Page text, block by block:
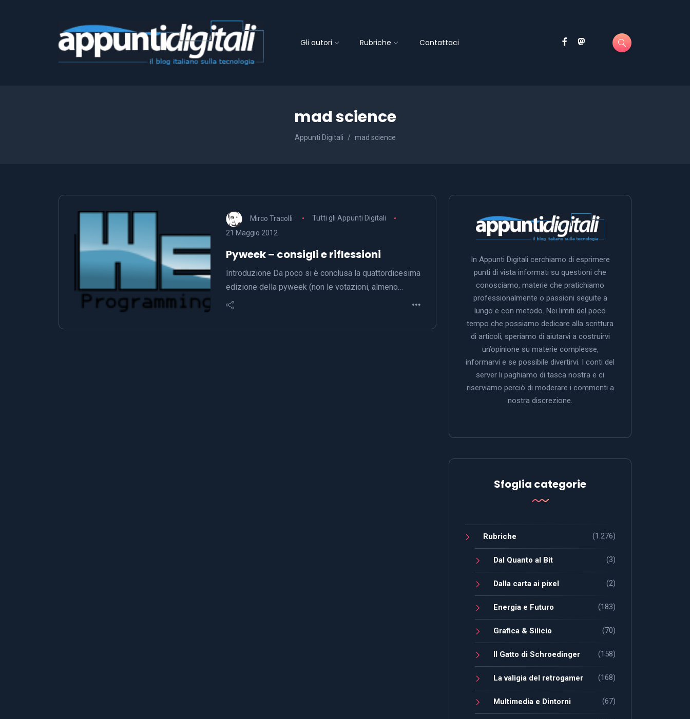
Gli autori Rubriche Contattaci
mad science
Appunti Digitali mad science
Mirco Tracolli
Tutti gli Appunti Digitali
21 Maggio 2012
Pyweek – consigli e riflessioni
Introduzione Da poco si è conclusa la quattordicesima
edizione della pyweek (non le votazioni, almeno…
In Appunti Digitali cerchiamo di esprimere
punti di vista informati su questioni che
conosciamo, materie che pratichiamo
professionalmente o passioni seguite a
lungo e con metodo. Nei limiti del poco
tempo che possiamo dedicare alla scrittura
di articoli, speriamo di aiutarvi a costruirvi
un’opinione su materie complesse,
informarvi e se possibile divertirvi. I conti del
server li paghiamo di tasca nostra e ci
riserviamo perciò di moderare i commenti a
nostra discrezione.
Sfoglia categorie
Rubriche (1.276)
Dal Quanto al Bit (3)
Dalla carta ai pixel (2)
Energia e Futuro (183)
Grafica & Silicio (70)
Il Gatto di Schroedinger (158)
La valigia del retrogamer (168)
Multimedia e Dintorni (67)